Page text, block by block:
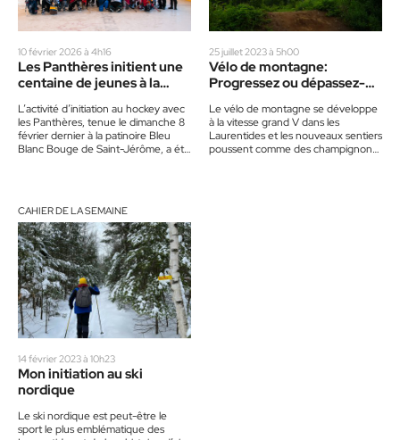
10 février 2026 à 4h16
Les Panthères initient une
centaine de jeunes à la
Bouge
L’activité d’initiation au hockey avec
les Panthères, tenue le dimanche 8
février dernier à la patinoire Bleu
Blanc Bouge de Saint-Jérôme, a été
25 juillet 2023 à 5h00
Vélo de montagne:
Progressez ou dépassez-
sentiers !
Le vélo de montagne se développe
à la vitesse grand V dans les
Laurentides et les nouveaux sentiers
poussent comme des champignons
CAHIER DE LA SEMAINE
14 février 2023 à 10h23
Mon initiation au ski
nordique
Le ski nordique est peut-être le
sport le plus emblématique des